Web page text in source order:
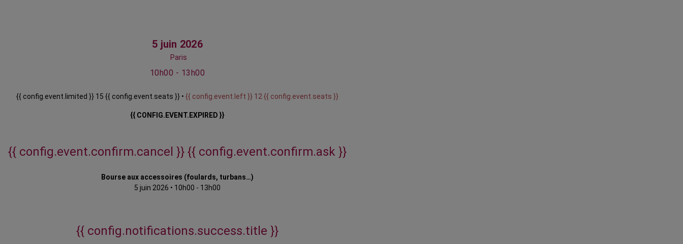
5 juin 2026
Paris
10h00 - 13h00
{{ config.event.limited }} 15 {{ config.event.seats }} • {{ config.event.left }} 12 {{ config.event.seats }}
{{ CONFIG.EVENT.EXPIRED }}
{{ config.event.confirm.cancel }} {{ config.event.confirm.ask }}
Bourse aux accessoires (foulards, turbans…)
5 juin 2026 • 10h00 - 13h00
{{ config.notifications.success.title }}